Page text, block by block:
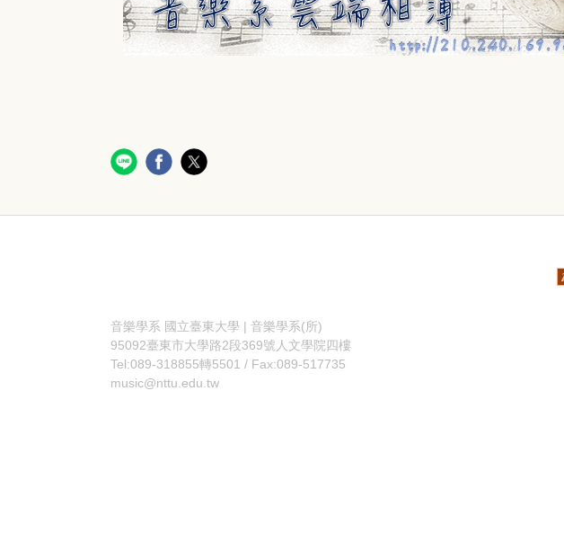
音樂學系 國立臺東大學 | 音樂學系(所)
95092臺東市大學路2段369號人文學院四樓
Tel:089-318855轉5501 / Fax:089-517735
music@nttu.edu.tw